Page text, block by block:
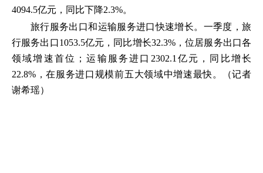
4094.5亿元，同比下降2.3%。
旅行服务出口和运输服务进口快速增长。一季度，旅
行服务出口1053.5亿元，同比增长32.3%，位居服务出口各
领域增速首位；运输服务进口2302.1亿元，同比增长
22.8%，在服务进口规模前五大领域中增速最快。（记者
谢希瑶）